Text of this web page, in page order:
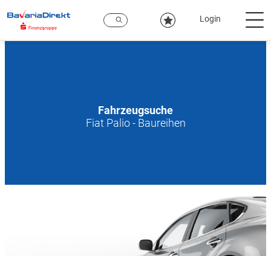
Hauptinhalt
Login
Fahrzeugsuche
Fiat Palio - Baureihen